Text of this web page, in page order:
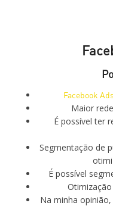
Facebook
Maior
É possível ter
Segmentação de
É possível
Na minha